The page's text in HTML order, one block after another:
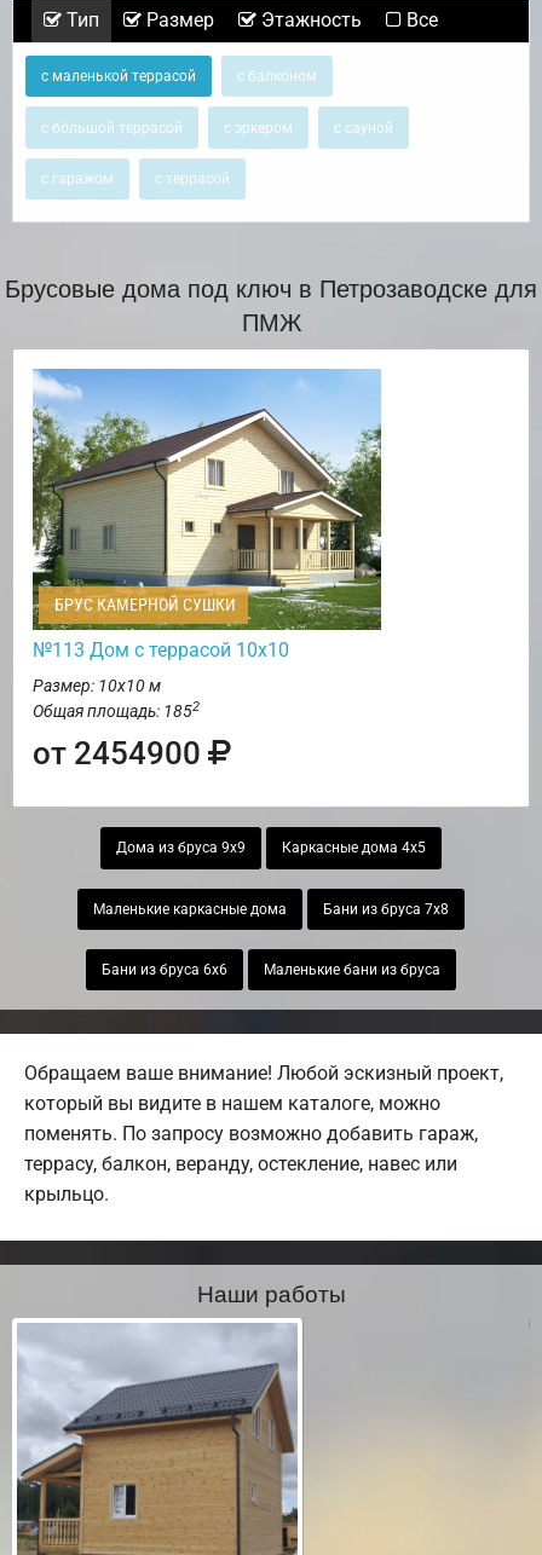
Тип Размер Этажность Все
с маленькой террасой с балконом
с большой террасой с эркером с сауной
с гаражом с террасой
Брусовые дома под ключ в Петрозаводске для
ПМЖ
БРУС КАМЕРНОЙ СУШКИ
№113 Дом с террасой 10х10
Размер: 10х10 м
Общая площадь: 1852
от 2454900
Дома из бруса 9х9 Каркасные дома 4х5
Маленькие каркасные дома Бани из бруса 7х8
Бани из бруса 6х6 Маленькие бани из бруса
Обращаем ваше внимание! Любой эскизный проект,
который вы видите в нашем каталоге, можно
поменять. По запросу возможно добавить гараж,
террасу, балкон, веранду, остекление, навес или
крыльцо.
Наши работы